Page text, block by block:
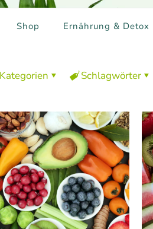
Shop Ernährung & Detox
Kategorien Schlagwörter